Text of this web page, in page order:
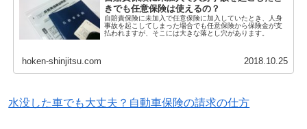
きでも任意保険は使えるの？
自賠責保険に未加入で任意保険に加入していたとき、人身
事故を起こしてしまった場合でも任意保険から保険金が支
払われますが、そこには大きな落とし穴があります。
hoken-shinjitsu.com 2018.10.25
水没した車でも大丈夫？自動車保険の請求の仕方